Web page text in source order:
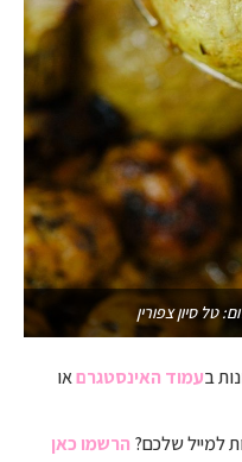
טל סיון צפורין
בעמוד האינסטגרםאו
למייל שלכם? הרשמו כאן